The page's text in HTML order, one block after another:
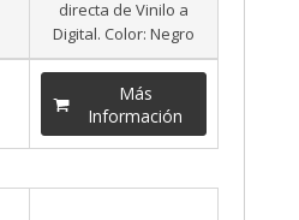
directa de Vinilo a
Digital. Color: Negro
Más
Información